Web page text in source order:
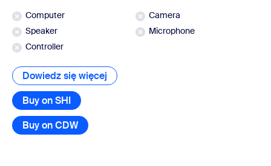
Computer
Camera
Speaker
Microphone
Controller
Dowiedz się więcej Dowiedz się więcej
Buy on SHI
Buy on CDW